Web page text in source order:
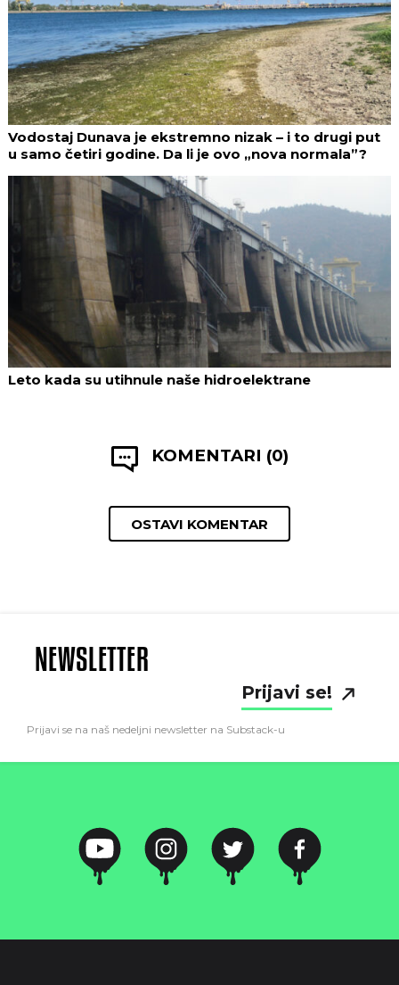
Vodostaj Dunava je ekstremno nizak – i to drugi put
u samo četiri godine. Da li je ovo „nova normala”?
Leto kada su utihnule naše hidroelektrane
KOMENTARI (0)
OSTAVI KOMENTAR
NEWSLETTER
Prijavi se!
Prijavi se na naš nedeljni newsletter na Substack-u